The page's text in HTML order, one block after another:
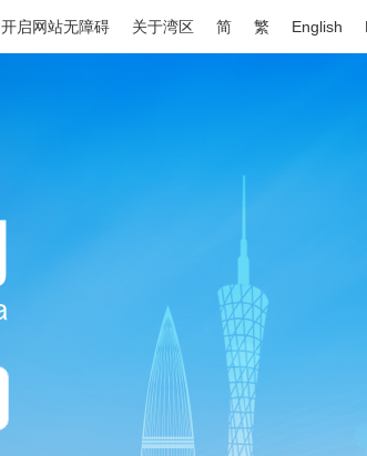
开启网站无障碍 关于湾区 简 繁 English